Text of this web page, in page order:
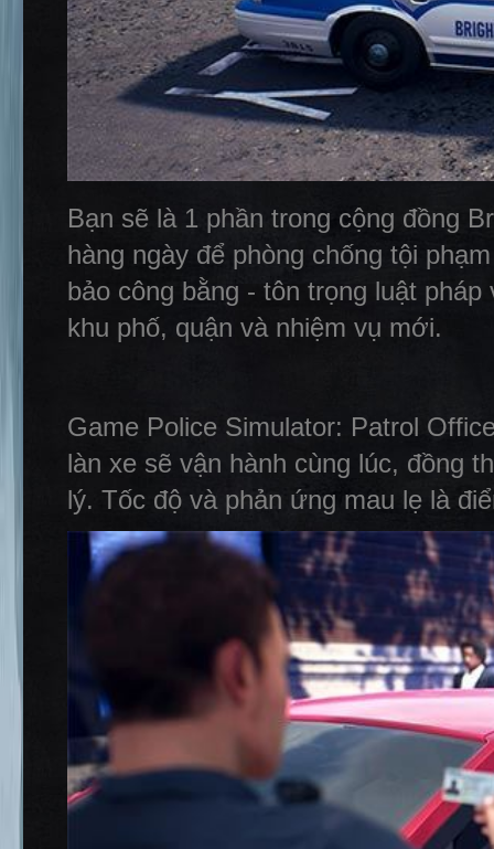
Bạn sẽ là 1 phần trong cộng đồng
hàng ngày để phòng chống tội
bảo công bằng - tôn trọng luật
khu phố, quận và nhiệm vụ mới.
Game Police Simulator: Patrol
làn xe sẽ vận hành cùng lúc, đồng
lý. Tốc độ và phản ứng mau lẹ là